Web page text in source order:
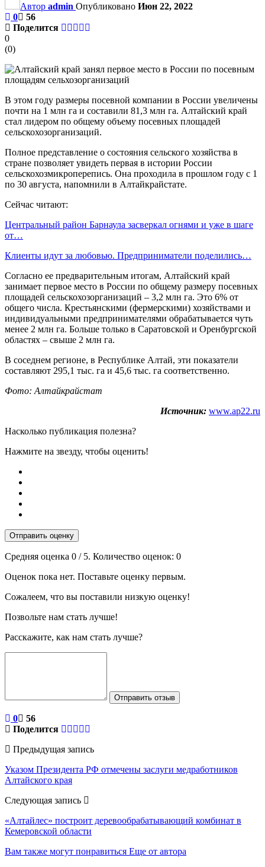
Автор admin Опубликовано Июн 22, 2022
0
56
Поделится
0
(0)
В этом году размеры посевной компании в России увеличены
почти на 1 млн га и составили 81,3 млн га. Алтайский край
стал лидером по общему объему посевных площадей
сельскохозорганизаций.
Полное представление о состояния сельского хозяйства в
стране позволяет увидеть первая в истории России
сельскохозмикроперепись. Она проходила в прошлом году с 1
по 30 августа, напомнили в Алтайкрайстате.
Сейчас читают:
Центральный район Барнаула засверкал огнями и уже в шаге
от…
Клиенты идут за любовью. Предприниматели поделились…
Согласно ее предварительным итогам, Алтайский край
занимает первое место в России по общему размеру посевных
площадей сельскохозорганизаций – 3,2 млн га. Это 6% от
общего числа. Крестьянскими (фермерскими) хозяйствами и
индивидуальными предпринимателями обрабатывается чуть
менее 2 млн га. Больше только в Саратовской и Оренбургской
областях – свыше 2 млн га.
В соседнем регионе, в Республике Алтай, эти показатели
составляют 295,1 тыс. га и 45,6 тыс. га соответственно.
Фото: Алтайкрайстат
Источник: www.ap22.ru
Насколько публикация полезна?
Нажмите на звезду, чтобы оценить!
Отправить оценку
Средняя оценка 0 / 5. Количество оценок: 0
Оценок пока нет. Поставьте оценку первым.
Сожалеем, что вы поставили низкую оценку!
Позвольте нам стать лучше!
Расскажите, как нам стать лучше?
Отправить отзыв
0
56
Поделится
Предыдущая запись
Указом Президента РФ отмечены заслуги медработников
Алтайского края
Следующая запись
«Алтайлес» построит деревообрабатывающий комбинат в
Кемеровской области
Вам также могут понравиться Еще от автора